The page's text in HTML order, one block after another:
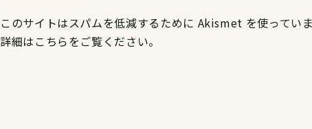
このサイトはスパムを低減するために Akismet を使っていま
詳細はこちらをご覧ください。